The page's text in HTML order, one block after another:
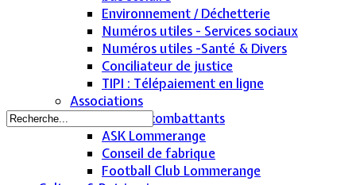
Environnement / Déchetterie
Numéros utiles - Services sociaux
Numéros utiles -Santé & Divers
Conciliateur de justice
TIPI : Télépaiement en ligne
Associations
Anciens combattants
ASK Lommerange
Conseil de fabrique
Football Club Lommerange